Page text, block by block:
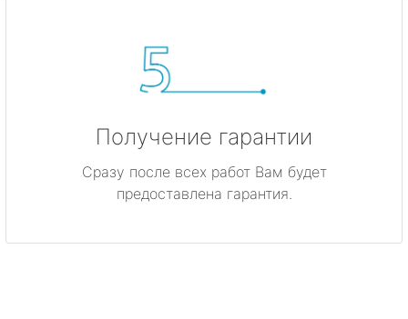
Получение гарантии
Сразу после всех работ Вам будет
предоставлена гарантия.